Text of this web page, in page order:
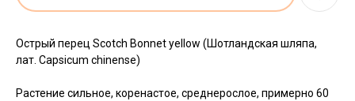
Острый перец Scotch Bonnet yellow (Шотландская шляпа,
лат. Capsicum chinense)
Растение сильное, коренастое, среднерослое, примерно 60